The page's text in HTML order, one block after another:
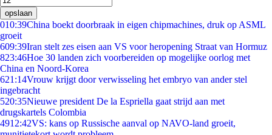
opslaan
010:39China boekt doorbraak in eigen chipmachines, druk op ASML
groeit
609:39Iran stelt zes eisen aan VS voor heropening Straat van Hormuz
823:46Hoe 30 landen zich voorbereiden op mogelijke oorlog met
China en Noord-Korea
621:14Vrouw krijgt door verwisseling het embryo van ander stel
ingebracht
520:35Nieuwe president De la Espriella gaat strijd aan met
drugskartels Colombia
4912:42VS: kans op Russische aanval op NAVO-land groeit,